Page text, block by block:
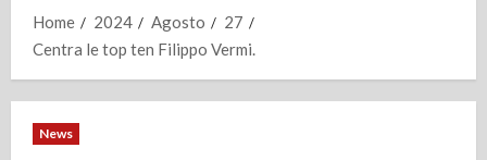
Home
2024 Agosto
27
Centra le top ten Filippo Vermi.
News